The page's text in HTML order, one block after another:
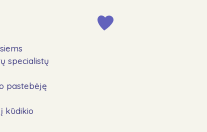
specialistų
pastebėję
kūdikio